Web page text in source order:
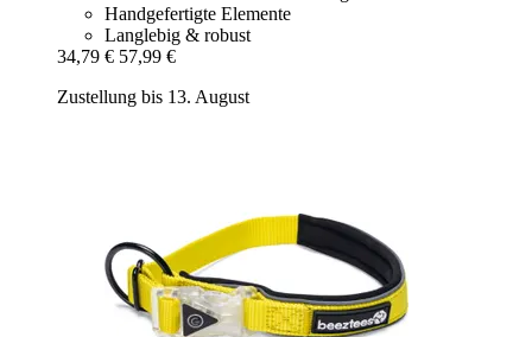
Handgefertigte Elemente
Langlebig & robust
34,79 € 57,99 €
Zustellung bis 13. August